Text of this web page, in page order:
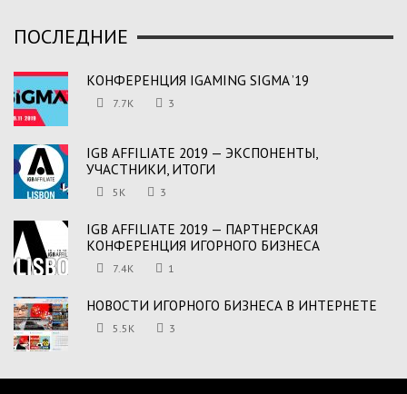
ПОСЛЕДНИЕ
КОНФЕРЕНЦИЯ IGAMING SIGMA ’19
7.7K 3
IGB AFFILIATE 2019 — ЭКСПОНЕНТЫ,
УЧАСТНИКИ, ИТОГИ
5K 3
IGB AFFILIATE 2019 — ПАРТНЕРСКАЯ
КОНФЕРЕНЦИЯ ИГОРНОГО БИЗНЕСА
7.4K 1
НОВОСТИ ИГОРНОГО БИЗНЕСА В ИНТЕРНЕТЕ
5.5K 3